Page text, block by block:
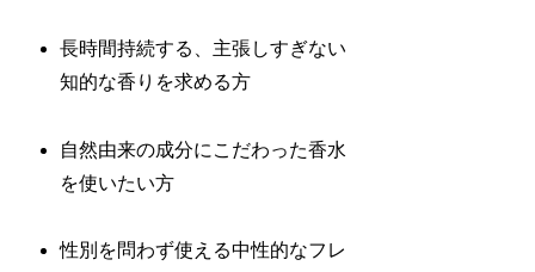
長時間持続する、主張しすぎない
知的な香りを求める方
自然由来の成分にこだわった香水
を使いたい方
性別を問わず使える中性的なフレ